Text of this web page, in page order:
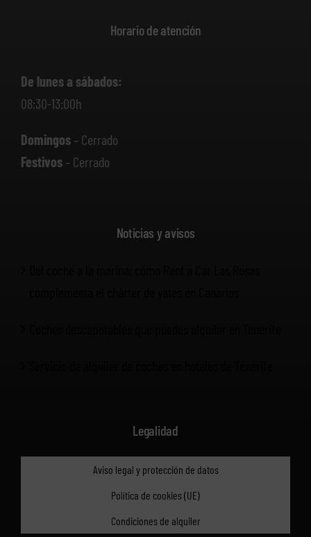
Horario de atención
De lunes a sábados:
08:30-13:00h
Domingos– Cerrado
Festivos– Cerrado
Noticias y avisos
Legalidad
Aviso legal y protección de datos
Política de cookies (UE)
Condiciones de alquiler